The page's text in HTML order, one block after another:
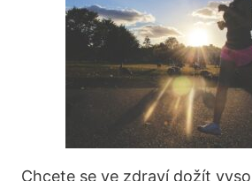
Chcete se ve zdraví dožít